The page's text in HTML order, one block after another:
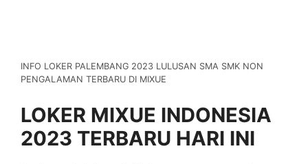
INFO LOKER PALEMBANG 2023 LULUSAN SMA SMK NON
PENGALAMAN TERBARU DI MIXUE
LOKER MIXUE INDONESIA
2023 TERBARU HARI INI